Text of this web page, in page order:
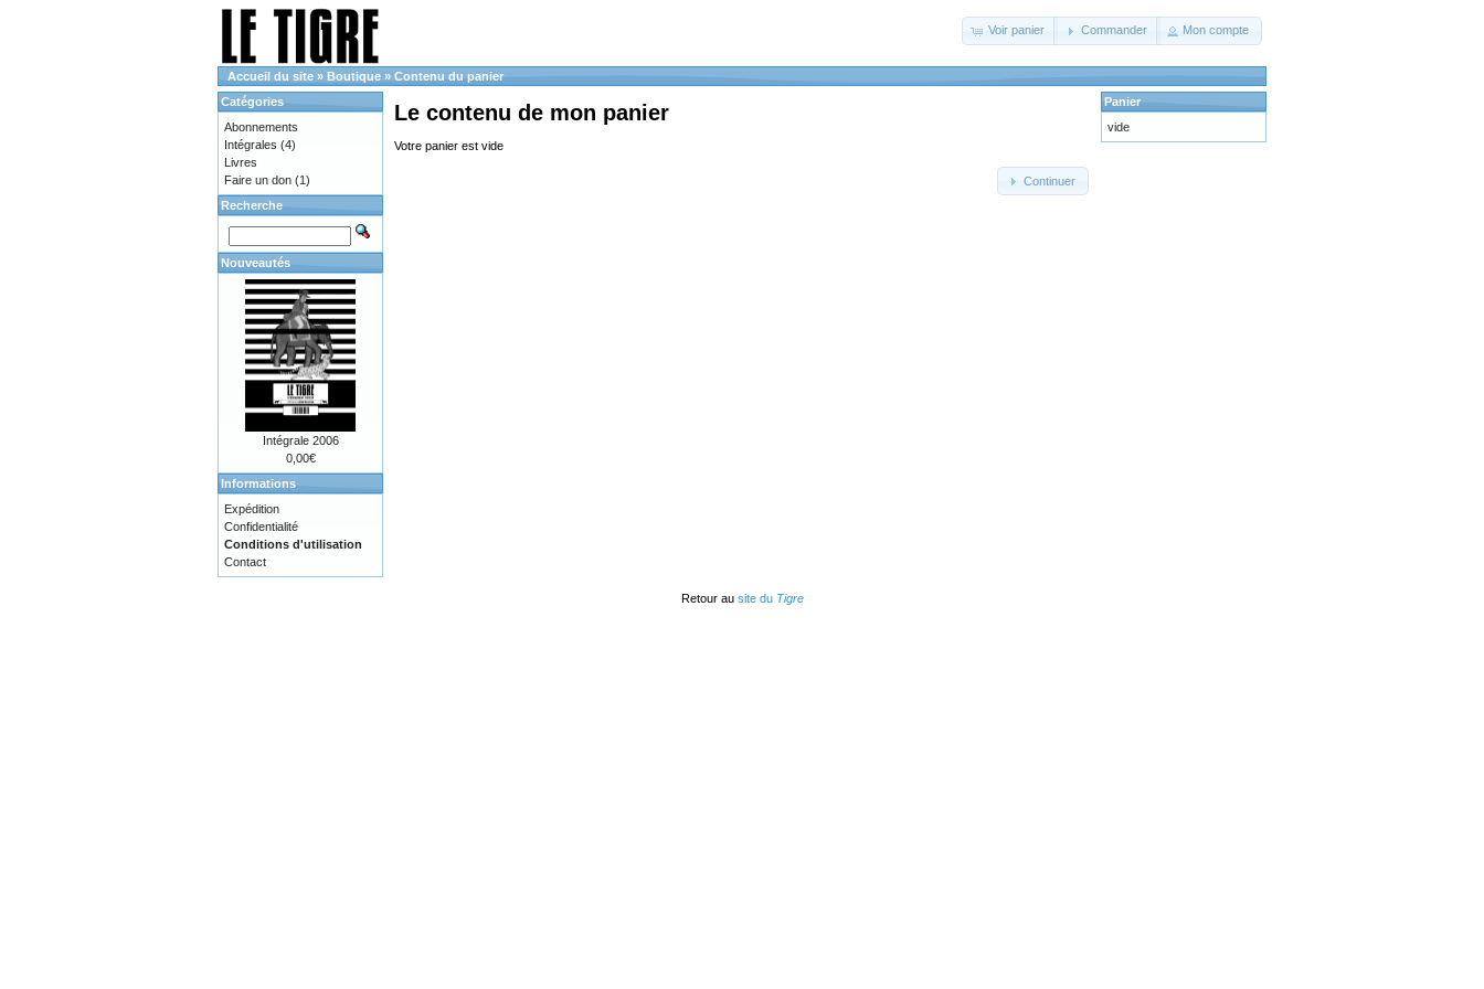
Voir panier Commander Mon compte
Accueil du site » Boutique » Contenu du panier
Le contenu de mon panier
Votre panier est vide
Continuer
Catégories
Abonnements
Intégrales (4)
Livres
Faire un don (1)
Recherche
Nouveautés
Intégrale 2006
0,00€
Informations
Expédition
Confidentialité
Conditions d'utilisation
Contact
Panier
vide
Retour au site du Tigre